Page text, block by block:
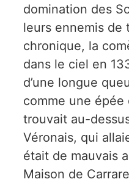
domination des
leurs ennemis de
chronique, la
dans le ciel en
d’une longue
comme une
trouvait au-
Véronais, qui
était de mauvais
Maison de